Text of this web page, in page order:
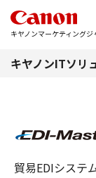
キヤノンマーケティング
キヤノンITソリ
貿易EDIシステ